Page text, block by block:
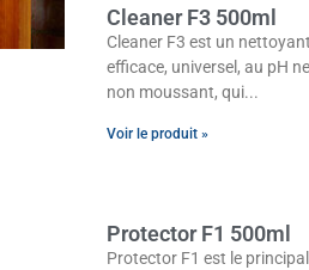
Cleaner F3 500ml
Cleaner F3 est un
efficace, universel, au pH
non moussant, qui
Voir le produit »
Protector F1 500ml
Protector F1 est le principal